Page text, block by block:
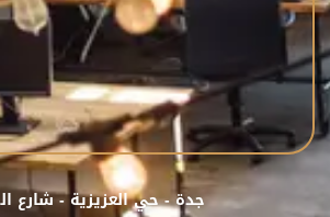
جدة - حي العزيزية - شارع